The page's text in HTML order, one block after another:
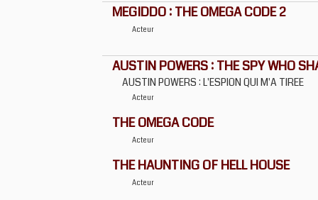
MEGIDDO : THE OMEGA CODE 2
Acteur
AUSTIN POWERS : THE SPY WHO
AUSTIN POWERS : L'ESPION QUI M'A TIREE
Acteur
THE OMEGA CODE
Acteur
THE HAUNTING OF HELL HOUSE
Acteur